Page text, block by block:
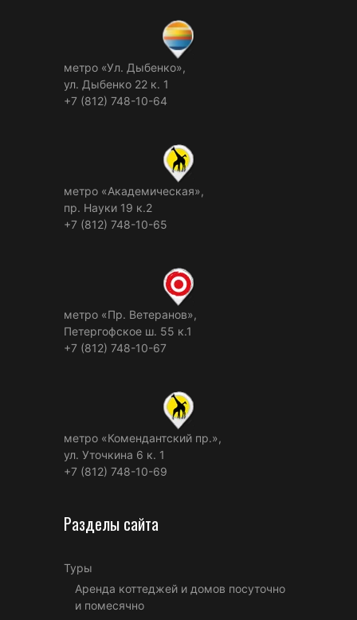
метро «Ул. Дыбенко»,
ул. Дыбенко 22 к. 1
+7 (812) 748-10-64
метро «Академическая»,
пр. Науки 19 к.2
+7 (812) 748-10-65
метро «Пр. Ветеранов»,
Петергофское ш. 55 к.1
+7 (812) 748-10-67
метро «Комендантский пр.»,
ул. Уточкина 6 к. 1
+7 (812) 748-10-69
Разделы сайта
Туры
Аренда коттеджей и домов посуточно
и помесячно